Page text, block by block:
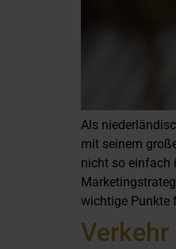
Als
mit seinem
nicht so einfach
wichtige Punkte